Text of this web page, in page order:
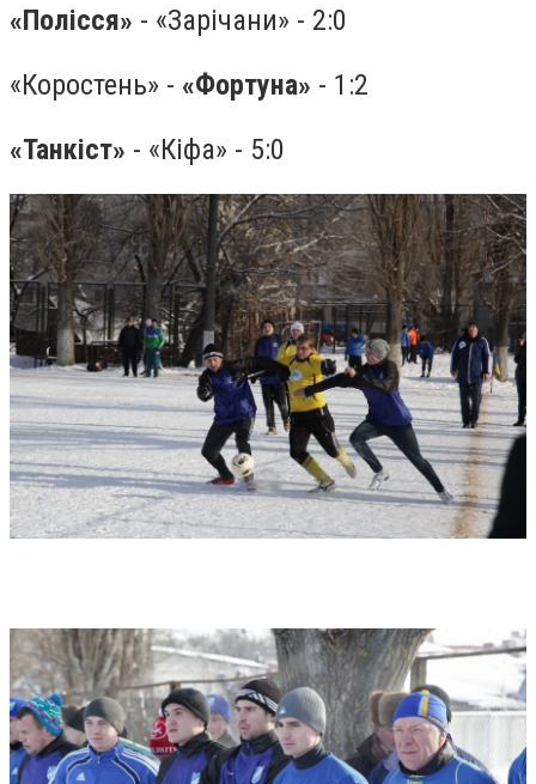
«Полісся» - «Зарічани» - 2:0
«Коростень» - «Фортуна» - 1:2
«Танкіст» - «Кіфа» - 5:0